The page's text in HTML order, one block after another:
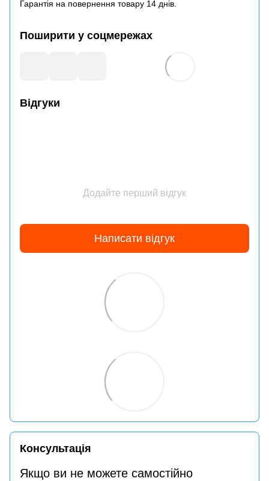
Гарантія на повернення товару 14 днів.
Поширити у соцмережах
Відгуки
Додайте перший відгук
Написати відгук
Консультація
Якщо ви не можете самостійно